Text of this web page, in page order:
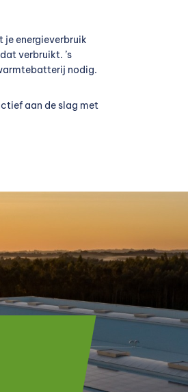
je energieverbruik
verbruikt. ’s
nodig.
aan de slag met